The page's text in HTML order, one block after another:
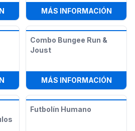
: TOBOGÁN TRIPLE OCEAN HELIX
MÁS INFORMACIÓN:
: TOBOGÁN ACUÁTICO NIÁGARA DE
Combo Bungee Run &
Joust
MÁS INFORMACIÓN:
Futbolín Humano